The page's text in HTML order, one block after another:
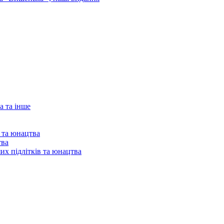
та інше
та юнацтва
підлітків та юнацтва